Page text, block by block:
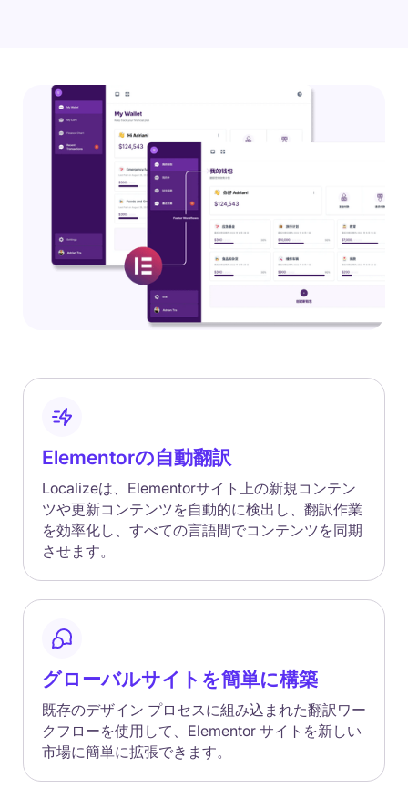
Elementorの自動翻訳
Localizeは、Elementorサイト上の新規コンテン
ツや更新コンテンツを自動的に検出し、翻訳作業
を効率化し、すべての言語間でコンテンツを同期
させます。
グローバルサイトを簡単に構築
既存のデザイン プロセスに組み込まれた翻訳ワー
クフローを使用して、Elementor サイトを新しい
市場に簡単に拡張できます。